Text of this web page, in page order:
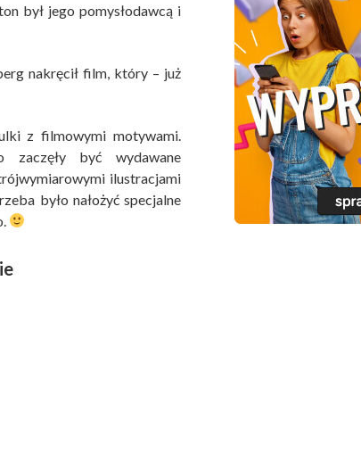
był jego pomysłodawcą i
nakręcił film, który – już
z filmowymi motywami.
zaczęły być wydawane
ilustracjami
było nałożyć specjalne